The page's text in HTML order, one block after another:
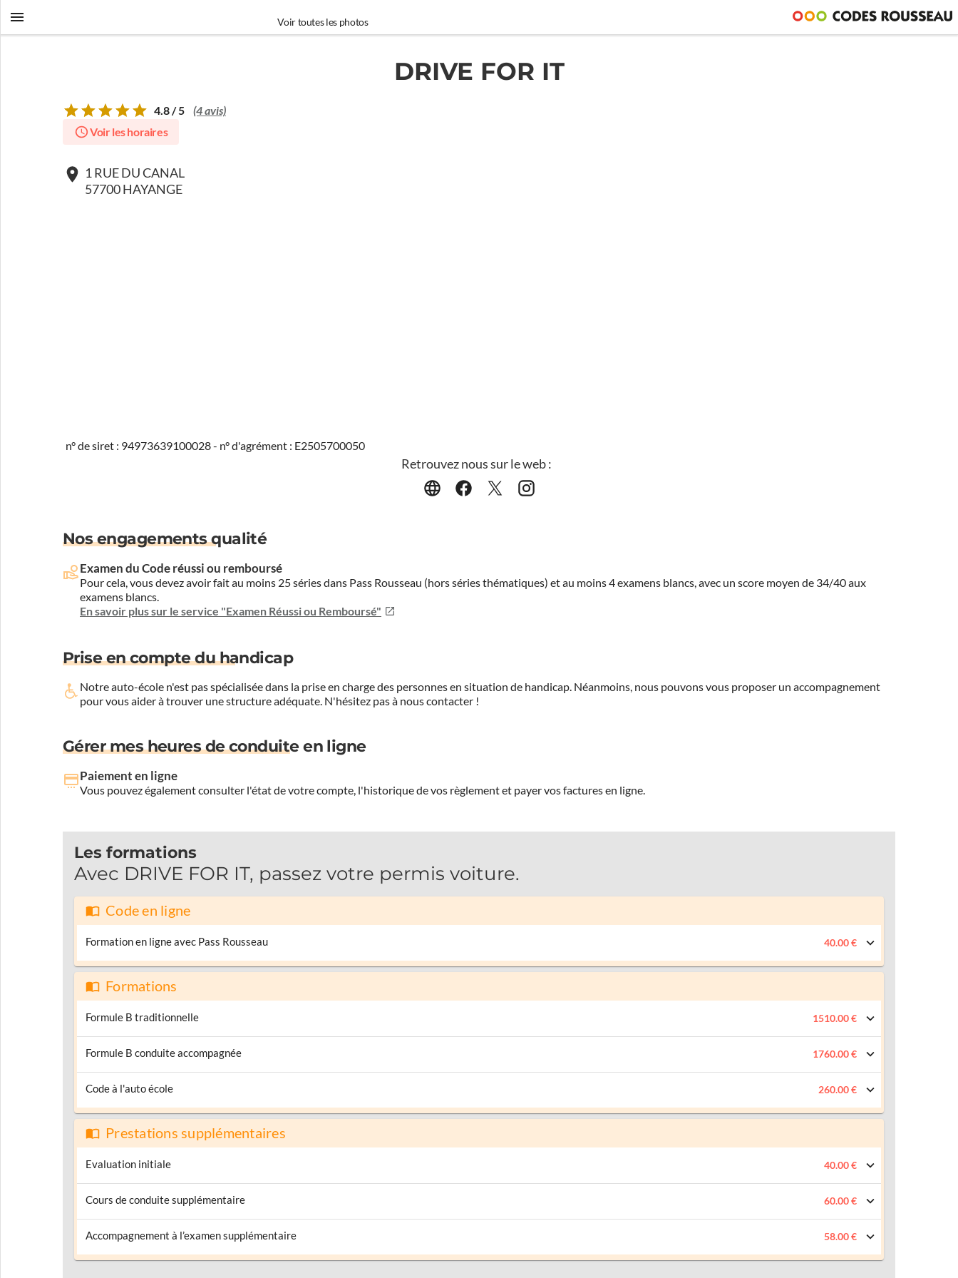
Voir toutes les photos
DRIVE FOR IT
4.8 / 5 (4 avis)
Voir les horaires
1 RUE DU CANAL
57700 HAYANGE
n° de siret : 94973639100028 - n° d'agrément : E2505700050
Retrouvez nous sur le web :
Nos engagements qualité
Examen du Code réussi ou remboursé
Pour cela, vous devez avoir fait au moins 25 séries dans Pass Rousseau (hors séries thématiques) et au moins 4 examens blancs, avec un score moyen de 34/40 aux
examens blancs.
En savoir plus sur le service "Examen Réussi ou Remboursé"
Prise en compte du handicap
Notre auto-école n'est pas spécialisée dans la prise en charge des personnes en situation de handicap. Néanmoins, nous pouvons vous proposer un accompagnement
pour vous aider à trouver une structure adéquate. N'hésitez pas à nous contacter !
Gérer mes heures de conduite en ligne
Paiement en ligne
Vous pouvez également consulter l'état de votre compte, l'historique de vos règlement et payer vos factures en ligne.
Les formations
Avec DRIVE FOR IT, passez votre permis voiture.
Code en ligne
Formation en ligne avec Pass Rousseau 40.00 €
Formations
Formule B traditionnelle 1510.00 €
Formule B conduite accompagnée 1760.00 €
Code à l'auto école 260.00 €
Prestations supplémentaires
Evaluation initiale 40.00 €
Cours de conduite supplémentaire 60.00 €
Accompagnement à l’examen supplémentaire 58.00 €